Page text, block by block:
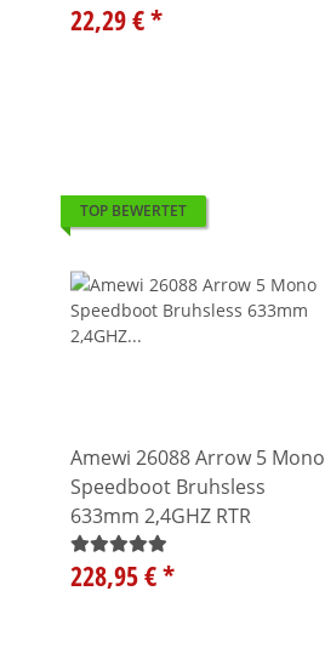
22,29 €*
TOP BEWERTET
Amewi 26088 Arrow 5 Mono
Speedboot Bruhsless
633mm 2,4GHZ RTR
228,95 €*